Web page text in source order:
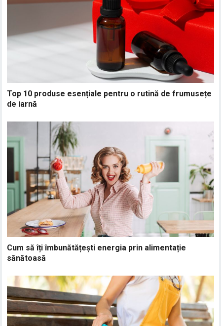
Top 10 produse esențiale pentru o rutină de frumusețe
de iarnă
Cum să îți îmbunătățești energia prin alimentație
sănătoasă